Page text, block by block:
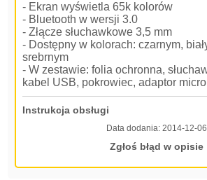
- Ekran wyświetla 65k kolorów
- Bluetooth w wersji 3.0
- Złącze słuchawkowe 3,5 mm
- Dostępny w kolorach: czarnym,
srebrnym
- W zestawie: folia ochronna,
kabel USB, pokrowiec, adaptor micro
Instrukcja obsługi
Data dodania: 2014-12-06
Zgłoś błąd w opisie